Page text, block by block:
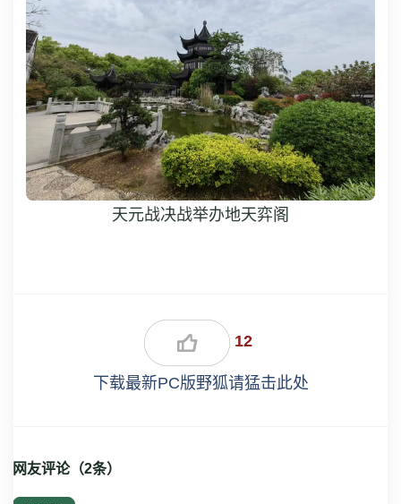
天元战决战举办地天弈阁
12
下载最新PC版野狐请猛击此处
网友评论（2条）